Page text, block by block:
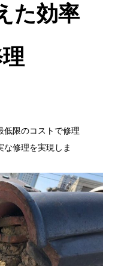
た効率
低限のコストで修理
な修理を実現しま